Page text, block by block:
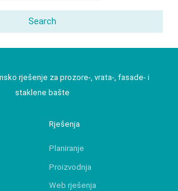
Search
rješenje za prozore-, vrata-, fasade- i
staklene bašte
Rješenja
Planiranje
Proizvodnja
Web rješenja